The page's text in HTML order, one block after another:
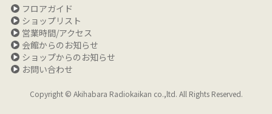
フロアガイド
ショップリスト
営業時間/アクセス
会館からのお知らせ
ショップからのお知らせ
お問い合わせ
Copyright © Akihabara Radiokaikan co.,ltd. All Rights Reserved.